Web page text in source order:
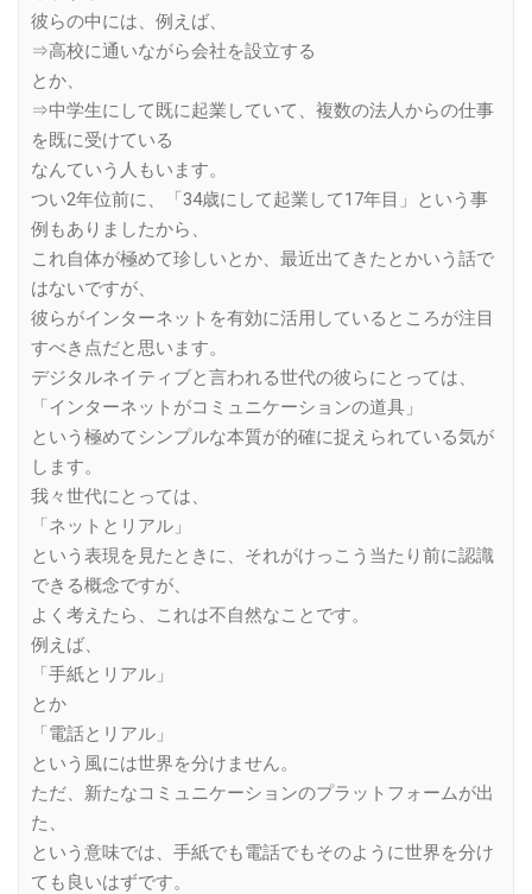
彼らの中には、例えば、
⇒高校に通いながら会社を設立する
とか、
⇒中学生にして既に起業していて、複数の法人からの仕事
を既に受けている
なんていう人もいます。
つい2年位前に、「34歳にして起業して17年目」という事
例もありましたから、
これ自体が極めて珍しいとか、最近出てきたとかいう話で
はないですが、
彼らがインターネットを有効に活用しているところが注目
すべき点だと思います。
デジタルネイティブと言われる世代の彼らにとっては、
「インターネットがコミュニケーションの道具」
という極めてシンプルな本質が的確に捉えられている気が
します。
我々世代にとっては、
「ネットとリアル」
という表現を見たときに、それがけっこう当たり前に認識
できる概念ですが、
よく考えたら、これは不自然なことです。
例えば、
「手紙とリアル」
とか
「電話とリアル」
という風には世界を分けません。
ただ、新たなコミュニケーションのプラットフォームが出
た、
という意味では、手紙でも電話でもそのように世界を分け
ても良いはずです。